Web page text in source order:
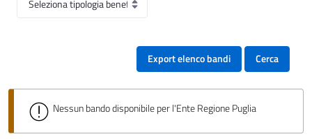
Export elenco bandi Cerca
Nessun bando disponibile per l'Ente Regione Puglia